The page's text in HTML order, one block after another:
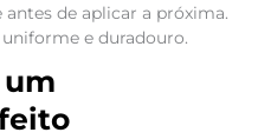
de aplicar a próxima.
e duradouro.
um